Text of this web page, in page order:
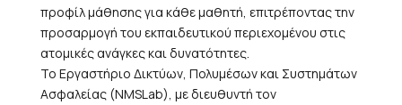
προφίλ μάθησης για κάθε μαθητή, επιτρέποντας την
προσαρμογή του εκπαιδευτικού περιεχομένου στις
ατομικές ανάγκες και δυνατότητες.
Το Εργαστήριο Δικτύων, Πολυμέσων και Συστημάτων
Ασφαλείας (NMSLab), με διευθυντή τον